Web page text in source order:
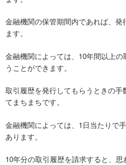
金融機関の保管期間内であれば、発
ます。
金融機関によっては、10年間以上
うことができます。
取引履歴を発行してもらうときの手
てまちまちです。
金融機関によっては、1日当たりで
あります。
10年分の取引履歴を請求すると、思